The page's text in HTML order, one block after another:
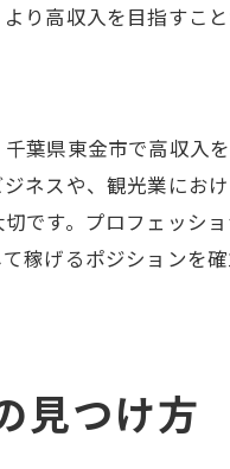
プ
り高収入を目指すこと
葉県東金市で高収入
ネスや、観光業にお
です。プロフェッシ
稼げるポジションを
見つけ方